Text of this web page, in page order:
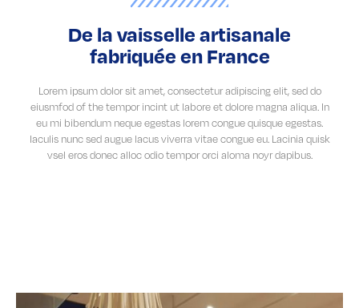
De la vaisselle artisanale
fabriquée en France
Lorem ipsum dolor sit amet, consectetur adipiscing elit, sed do
eiusmfod of the tempor incint ut labore et dolore magna aliqua. In
eu mi bibendum neque egestas lorem congue quisque egestas.
Iaculis nunc sed augue lacus viverra vitae congue eu. Lacinia quisk
vsel eros donec alloc odio tempor orci aloma noyr dapibus.